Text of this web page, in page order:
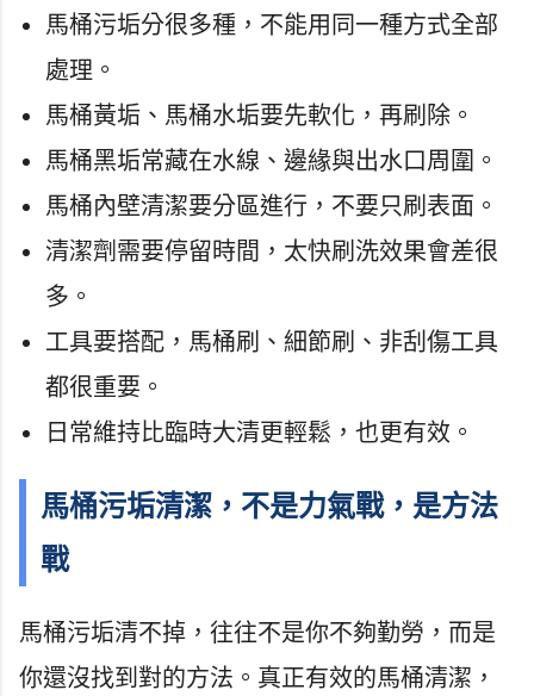
馬桶污垢分很多種，不能用同一種方式全部
處理。
馬桶黃垢、馬桶水垢要先軟化，再刷除。
馬桶黑垢常藏在水線、邊緣與出水口周圍。
馬桶內壁清潔要分區進行，不要只刷表面。
清潔劑需要停留時間，太快刷洗效果會差很
多。
工具要搭配，馬桶刷、細節刷、非刮傷工具
都很重要。
日常維持比臨時大清更輕鬆，也更有效。
馬桶污垢清潔，不是力氣戰，是方法
戰
馬桶污垢清不掉，往往不是你不夠勤勞，而是
你還沒找到對的方法。真正有效的馬桶清潔，